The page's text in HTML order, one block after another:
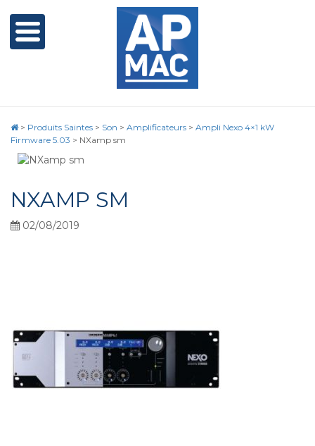
> Produits Saintes > Son > Amplificateurs > Ampli Nexo 4×1 kW
Firmware 5.03 > NXamp sm
NXAMP SM
02/08/2019